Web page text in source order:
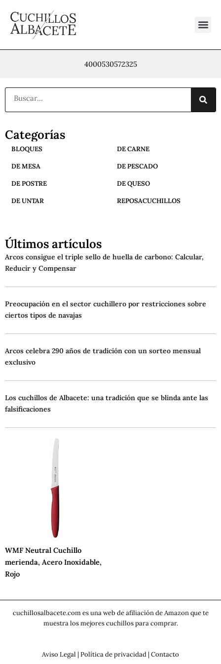
contenido
4000530572325
Buscar
Categorías
BLOQUES DE CARNE
DE MESA DE PESCADO
DE POSTRE DE QUESO
DE UNTAR REPOSACUCHILLOS
Últimos artículos
Arcos consigue el triple sello de huella de carbono: Calcular,
Reducir y Compensar
Preocupación en el sector cuchillero por restricciones sobre
ciertos tipos de navajas
Arcos celebra 290 años de tradición con un sorteo mensual
exclusivo
Los cuchillos de Albacete: una tradición que se blinda ante las
falsificaciones
WMF Neutral Cuchillo
merienda, Acero Inoxidable,
Rojo
cuchillosalbacete.com es una web de afiliación de Amazon que te
muestra los mejores cuchillos para comprar.
Aviso Legal | Política de privacidad | Contacto